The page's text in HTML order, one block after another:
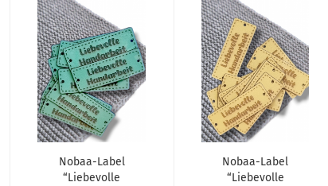
Nobaa-Label
“Liebevolle
Nobaa-Label
“Liebevolle